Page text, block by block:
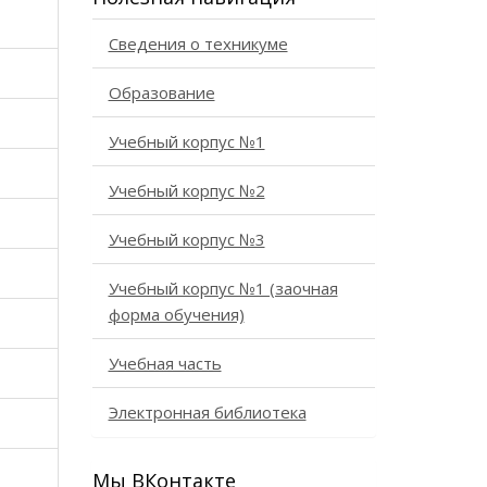
Сведения о техникуме
Образование
Учебный корпус №1
Учебный корпус №2
Учебный корпус №3
Учебный корпус №1 (заочная
форма обучения)
Учебная часть
Электронная библиотека
Мы ВКонтакте